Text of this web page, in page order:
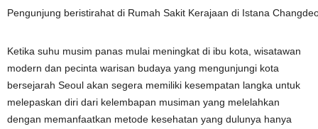
Pengunjung beristirahat di Rumah Sakit Kerajaan di Istana
Ketika suhu musim panas mulai meningkat di ibu kota, wisatawan
modern dan pecinta warisan budaya yang mengunjungi kota
bersejarah Seoul akan segera memiliki kesempatan langka untuk
melepaskan diri dari kelembapan musiman yang melelahkan
dengan memanfaatkan metode kesehatan yang dulunya hanya